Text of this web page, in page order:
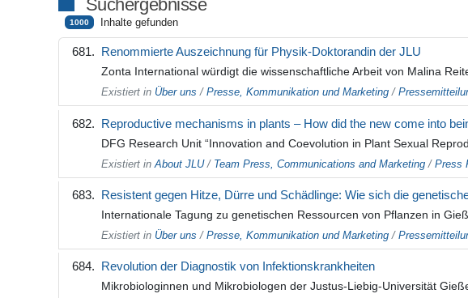
Suchergebnisse
1000 Inhalte gefunden
Renommierte Auszeichnung für Physik-Doktorandin der JLU
Zonta International würdigt die wissenschaftliche Arbeit von Malina
Existiert in Über uns / Presse, Kommunikation und Marketing /
Reproductive mechanisms in plants – How did the new come into
DFG Research Unit “Innovation and Coevolution in Plant Sexual
Existiert in About JLU / Team Press, Communications and Marketing / Press
Resistent gegen Hitze, Dürre und Schädlinge: Wie sich die
Internationale Tagung zu genetischen Ressourcen von Pflanzen in
Existiert in Über uns / Presse, Kommunikation und Marketing /
Revolution der Diagnostik von Infektionskrankheiten
Mikrobiologinnen und Mikrobiologen der Justus-Liebig-Universität